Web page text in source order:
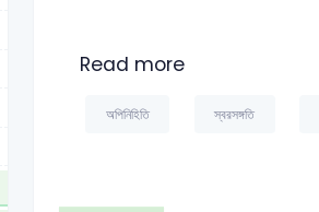
Read more
অপিনিহিতি স্বরসঙ্গতি